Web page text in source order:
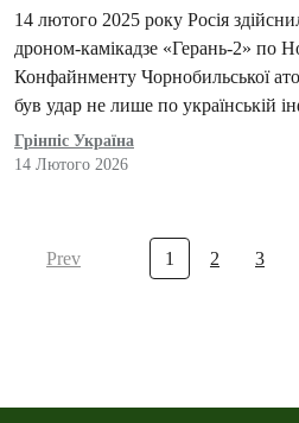
14 лютого 2025 року Росія
дроном-камікадзе «Герань-2» по
Конфайнменту Чорнобильської
був удар не лише по українській
удар по…
Грінпіс Україна
14 Лютого 2026
Prev 1 2 3